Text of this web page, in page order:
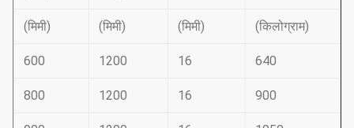
(मिमी) (मिमी) (मिमी) (किलोग्राम)
600 1200 16 640
800 1200 16 900